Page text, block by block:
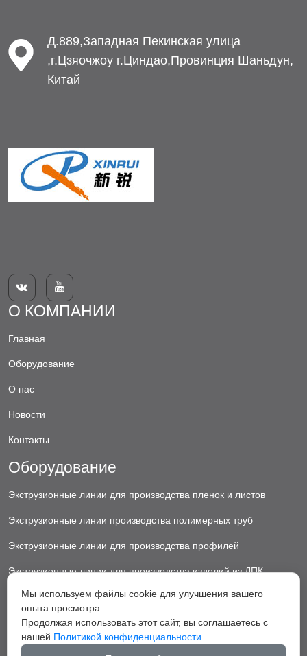
Д.889,Западная Пекинская улица
,г.Цзяочжоу г.Циндао,Провинция Шаньдун,
Китай
 
О КОМПАНИИ
Главная
Оборудование
О нас
Новости
Контакты
Оборудование
Экструзионные линии для производства пленок и листов
Экструзионные линии производства полимерных труб
Экструзионные линии для производства профилей
Экструзионные линии для производства изделий из ДПК
Экструзионные линии для производства пластиковых ковриков
Экструзионные линии для производства грануляторы
Вспомогательное оборудование
Мы используем файлы cookie для улучшения вашего
опыта просмотра.
Продолжая использовать этот сайт, вы соглашаетесь с
нашей Политикой конфиденциальности.